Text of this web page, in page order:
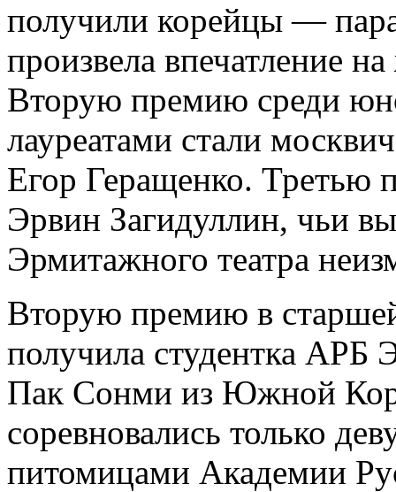
получили корейцы —
произвела впечатление
Вторую премию среди
лауреатами стали
Егор Геращенко. Третью
Эрвин Загидуллин, чьи
Эрмитажного театра
Вторую премию в
получила студентка АРБ
Пак Сонми из Южной
соревновались только
питомицами Академии